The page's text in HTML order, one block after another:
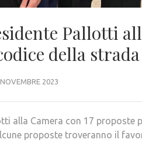
Pallotti
della strada
2023
alla Camera con 17
proposte troveranno il